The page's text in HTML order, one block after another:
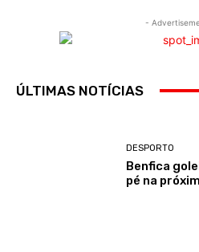
-
ÚLTIMAS NOTÍCIAS
DESPORTO
Benfica
pé na